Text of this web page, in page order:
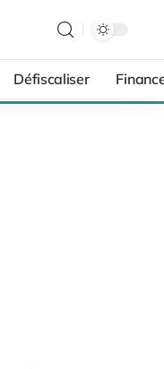
Défiscaliser